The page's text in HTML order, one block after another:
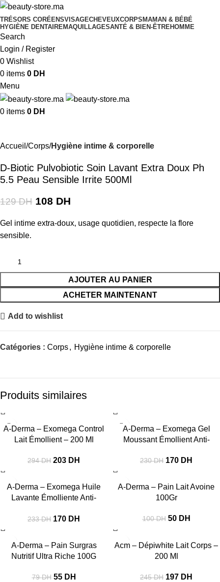
TRÉSORS CORÉENSVISAGECHEVEUXCORPS MAMAN & BÉBÉ
HYGIÈNE DENTAIREMAQUILLAGESANTÉ & BIEN-ÊTREHOMME
Search
Login / Register
0 Wishlist
0 items 0 DH
Menu
0 items 0 DH
Accueil Corps Hygiène intime & corporelle
D-Biotic Pulvobiotic Soin Lavant Extra Doux Ph
5.5 Peau Sensible Irrite 500Ml
129DH 108 DH
Gel intime extra-doux, usage quotidien, respecte la flore
sensible.
AJOUTER AU PANIER
ACHETER MAINTENANT
Add to wishlist
Catégories : Corps, Hygiène intime & corporelle
Produits similaires
A-Derma – Exomega Control
Lait Émollient – 200 Ml
294DH 203 DH
A-Derma – Exomega Gel
Moussant Émollient Anti-
230DH 170 DH
A-Derma – Exomega Huile
Lavante Émolliente Anti-
233DH 170 DH
A-Derma – Pain Lait Avoine
100Gr
100DH 50 DH
A-Derma – Pain Surgras
Nutritif Ultra Riche 100G
79DH 55 DH
Acm – Dépiwhite Lait Corps –
200 Ml
245DH 197 DH